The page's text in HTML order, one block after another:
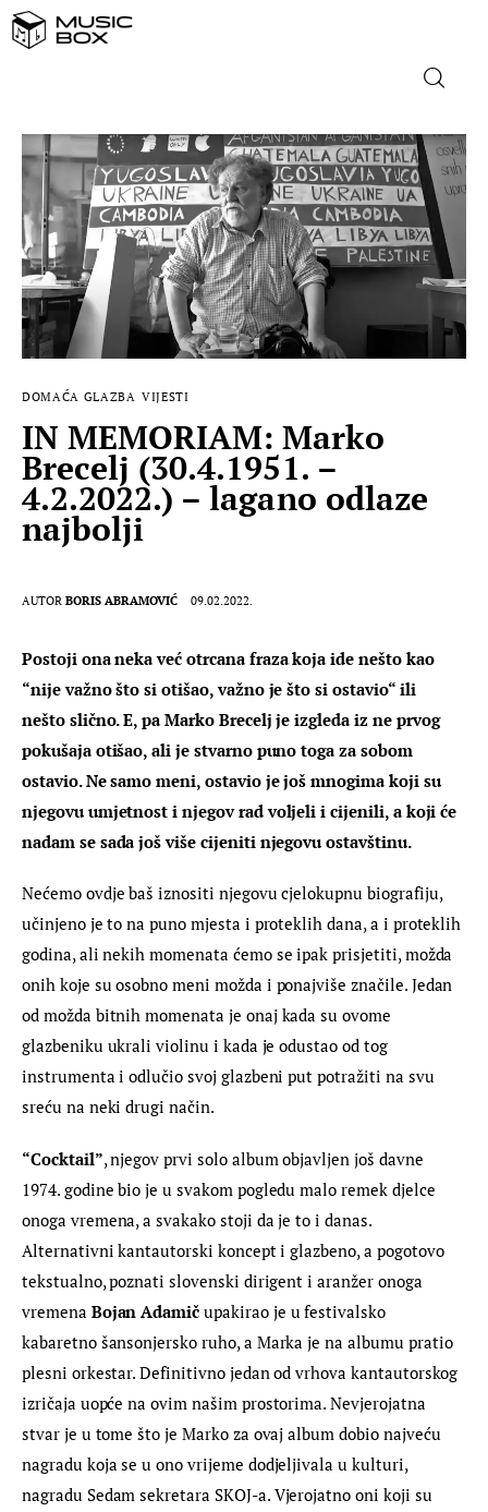
NASLOVNICA
DOMAĆA GLAZBA
STRANA GLAZBA
FILM
DOMAĆA GLAZBA VIJESTI
IN MEMORIAM: Marko
Brecelj (30.4.1951. –
4.2.2022.) – lagano odlaze
najbolji
AUTOR BORIS ABRAMOVIĆ 09.02.2022.
Postoji ona neka već otrcana fraza koja ide nešto kao
“nije važno što si otišao, važno je što si ostavio“ ili
nešto slično. E, pa Marko Brecelj je izgleda iz ne prvog
pokušaja otišao, ali je stvarno puno toga za sobom
ostavio. Ne samo meni, ostavio je još mnogima koji su
njegovu umjetnost i njegov rad voljeli i cijenili, a koji će
nadam se sada još više cijeniti njegovu ostavštinu.
Nećemo ovdje baš iznositi njegovu cjelokupnu biografiju,
učinjeno je to na puno mjesta i proteklih dana, a i proteklih
godina, ali nekih momenata ćemo se ipak prisjetiti, možda
onih koje su osobno meni možda i ponajviše značile. Jedan
od možda bitnih momenata je onaj kada su ovome
glazbeniku ukrali violinu i kada je odustao od tog
instrumenta i odlučio svoj glazbeni put potražiti na svu
sreću na neki drugi način.
“Cocktail”, njegov prvi solo album objavljen još davne
1974. godine bio je u svakom pogledu malo remek djelce
onoga vremena, a svakako stoji da je to i danas.
Alternativni kantautorski koncept i glazbeno, a pogotovo
tekstualno, poznati slovenski dirigent i aranžer onoga
vremena Bojan Adamič upakirao je u festivalsko
kabaretno šansonjersko ruho, a Marka je na albumu pratio
plesni orkestar. Definitivno jedan od vrhova kantautorskog
izričaja uopće na ovim našim prostorima. Nevjerojatna
stvar je u tome što je Marko za ovaj album dobio najveću
nagradu koja se u ono vrijeme dodjeljivala u kulturi,
nagradu Sedam sekretara SKOJ-a. Vjerojatno oni koji su